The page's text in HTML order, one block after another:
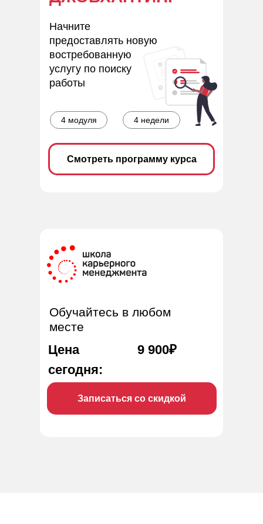
Начните
предоставлять новую
востребованную
услугу по поиску
работы
4 недели
Смотреть программу курса
4 модуля
Записаться со скидкой
9 900₽
Цена
сегодня:
Обучайтесь в любом
месте